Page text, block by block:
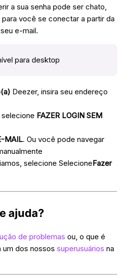
a sua senha pode ser chato,
você se conectar a partir da
e-mail.
para desktop
Deezer, insira seu endereço
, selecione FAZER LOGIN SEM
MAIL. Ou você pode navegar
selecione SelecioneFazer
ajuda?
de problemas ou, o que é
um dos nossossuperusuários na